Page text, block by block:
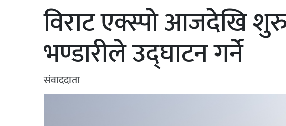
विराट एक्स्पो आजदेखि शुरु
भण्डारीले उद्घाटन गर्ने
संवाददाता